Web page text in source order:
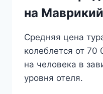
на
Средняя цена
колеблется от
на человека в
уровня отеля.